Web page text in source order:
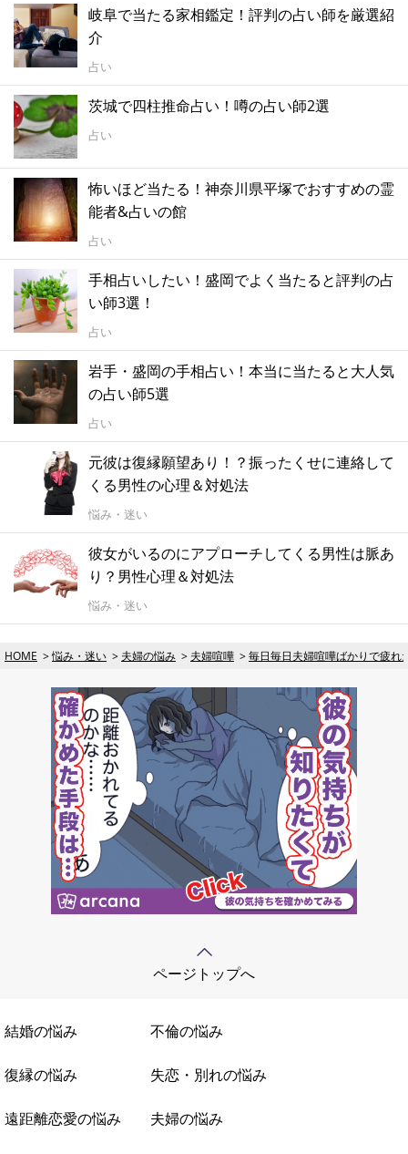
岐阜で当たる家相鑑定！評判の占い師を厳選紹
介
占い
茨城で四柱推命占い！噂の占い師2選
占い
怖いほど当たる！神奈川県平塚でおすすめの霊
能者&占いの館
占い
手相占いしたい！盛岡でよく当たると評判の占
い師3選！
占い
岩手・盛岡の手相占い！本当に当たると大人気
の占い師5選
占い
元彼は復縁願望あり！？振ったくせに連絡して
くる男性の心理＆対処法
悩み・迷い
彼女がいるのにアプローチしてくる男性は脈あ
り？男性心理＆対処法
悩み・迷い
HOME 悩み・迷い 夫婦の悩み 夫婦喧嘩 毎日毎日夫婦喧嘩ばかりで疲れ
ページトップへ
結婚の悩み 不倫の悩み
復縁の悩み 失恋・別れの悩み
遠距離恋愛の悩み 夫婦の悩み